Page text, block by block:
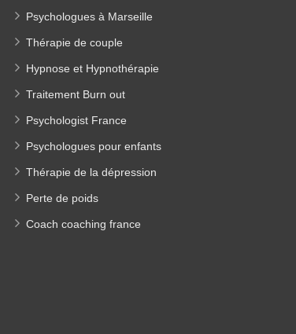
Psychologues à Marseille
Thérapie de couple
Hypnose et Hypnothérapie
Traitement Burn out
Psychologist France
Psychologues pour enfants
Thérapie de la dépression
Perte de poids
Coach coaching france